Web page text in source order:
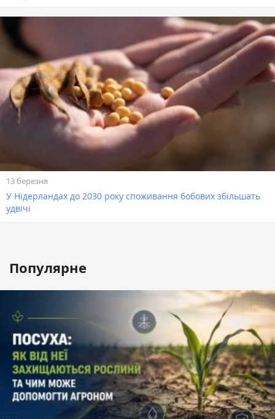
13 березня
У Нідерландах до 2030 року споживання бобових збільшать
удвічі
Популярне